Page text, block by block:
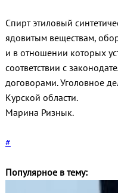
Спирт этиловый
ядовитым веществам,
и в отношении которых
соответствии с
договорами. Уголовное
Курской области.
Марина Ризнык.
#
Популярное в тему: